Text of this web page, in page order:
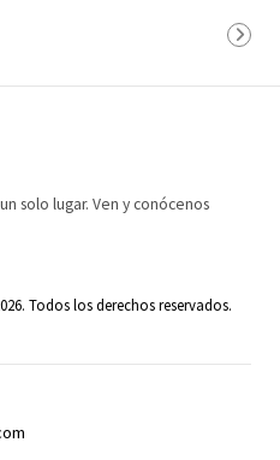
solo lugar. Ven y conócenos
Todos los derechos reservados.